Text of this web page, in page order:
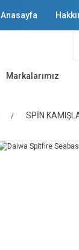
Anasayfa
Markalarımız
SPİN